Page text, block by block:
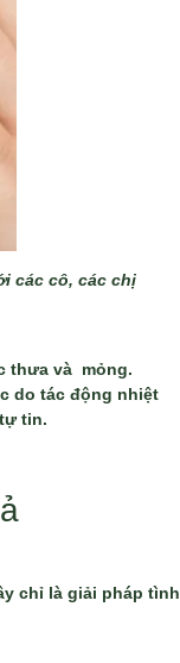
các cô, các chị
thưa và mỏng.
do tác động nhiệt
tin.
chỉ là giải pháp tình